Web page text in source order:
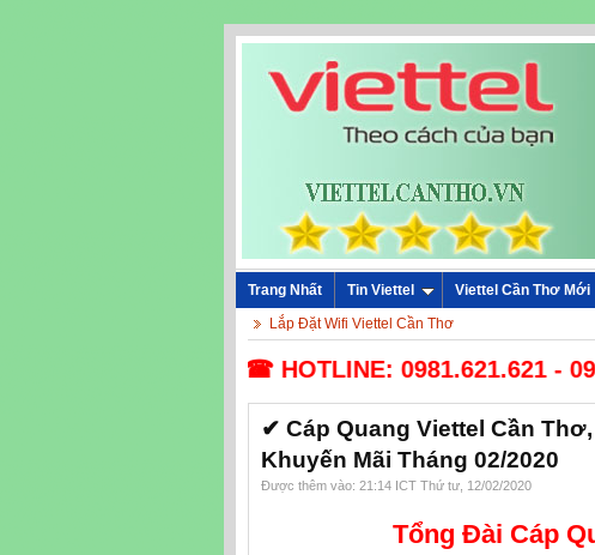
Trang Nhất Tin Viettel Viettel Cần Thơ Mới
Lắp Đặt Wifi Viettel Cần Thơ
☎ HOTLINE: 0981.621.621 -
✔‎ Cáp Quang Viettel Cần
Khuyến Mãi Tháng 02/2020
Được thêm vào: 21:14 ICT Thứ tư, 12/02/2020
Tổng Đài Cáp